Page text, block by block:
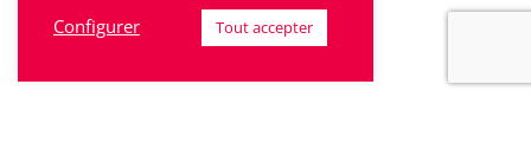
Calluire
Configurer
Tout accepter